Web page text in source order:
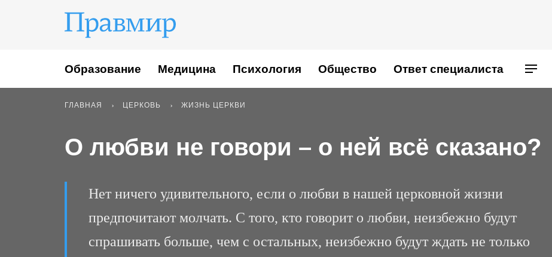
Образование Медицина Психология Общество Ответ специалиста
ГЛАВНАЯ ЦЕРКОВЬ ЖИЗНЬ ЦЕРКВИ
О любви не говори – о ней всё сказано?
Нет ничего удивительного, если о любви в нашей церковной жизни
предпочитают молчать. С того, кто говорит о любви, неизбежно будут
спрашивать больше, чем с остальных, неизбежно будут ждать не только